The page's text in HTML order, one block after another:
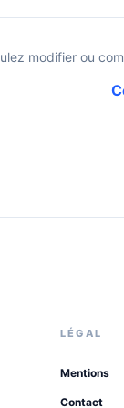
modifier ou
LÉGAL
Mentions
Contact